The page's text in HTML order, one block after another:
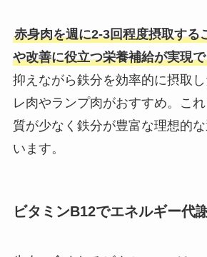
赤身肉を週に2-3回程度摂取する
や改善に役立つ栄養補給が実現
抑えながら鉄分を効率的に摂取
レ肉やランプ肉がおすすめ。こ
質が少なく鉄分が豊富な理想的
います。
ビタミンB12でエネルギー代